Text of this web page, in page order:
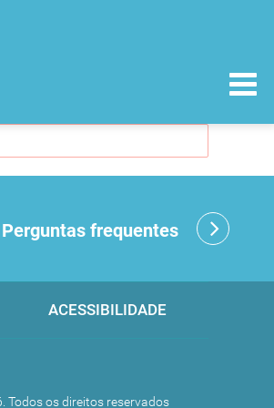
Perguntas frequentes
ACESSIBILIDADE
Todos os direitos reservados